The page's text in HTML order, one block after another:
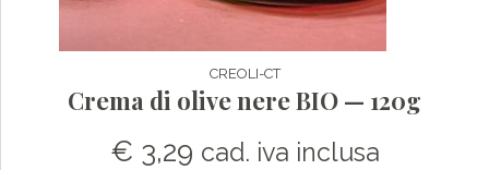
CREOLI-CT
Crema di olive nere BIO — 120g
€ 3,29 cad. iva inclusa